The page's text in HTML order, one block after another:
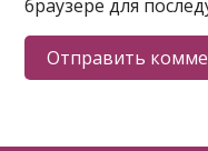
браузере для